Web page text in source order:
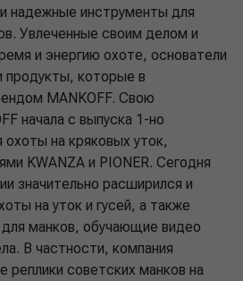
надежные инструменты для
Увлеченные своим делом и
и энергию охоте, основатели
продукты, которые в
MANKOFF. Свою
начала с выпуска 1-но
на кряковых уток,
KWANZA и PIONER. Сегодня
значительно расширился и
на уток и гусей, а также
манков, обучающие видео
В частности, компания
реплики советских манков на